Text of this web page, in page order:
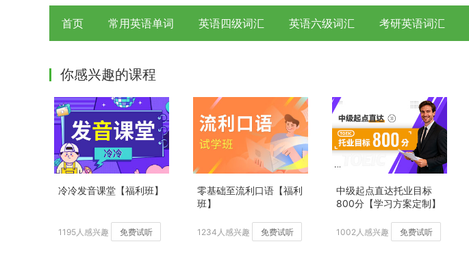
首页 常用英语单词 英语四级词汇 英语六级词汇 考研英语词汇
你感兴趣的课程
冷冷发音课堂【福利班】
1195人感兴趣 免费试听
零基础至流利口语【福利
班】
1234人感兴趣 免费试听
中级起点直达托业目标
800分【学习方案定制】
1002人感兴趣 免费试听